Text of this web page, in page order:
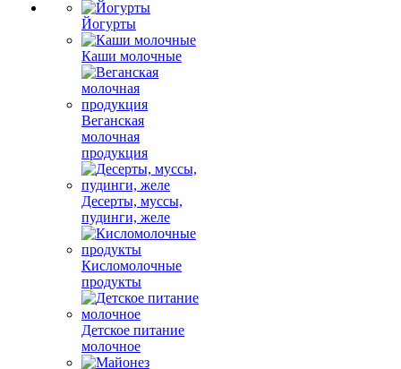
Йогурты
Каши молочные
Веганская
молочная
продукция
Десерты, муссы,
пудинги, желе
Кисломолочные
продукты
Детское питание
молочное